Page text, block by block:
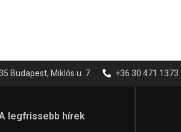
Budapest, Miklós u. 7. +36 30 471 1373
legfrissebb hírek